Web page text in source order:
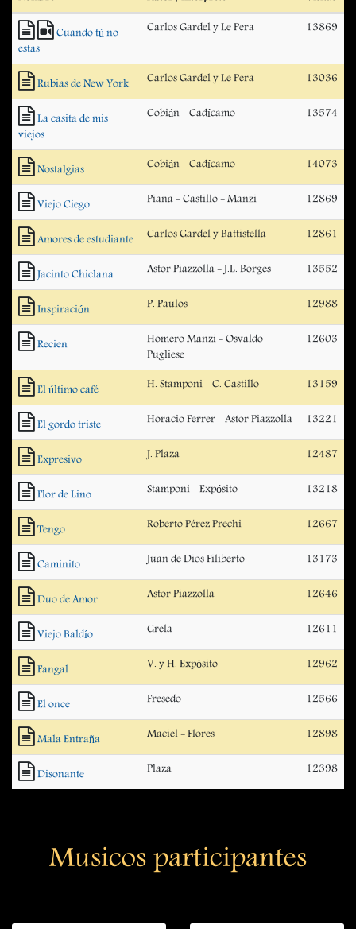
Cuando tú no
estas
Carlos Gardel y Le Pera 13869
Rubias de New York Carlos Gardel y Le Pera 13036
La casita de mis
viejos
Cobián - Cadícamo 13574
Nostalgias Cobián - Cadícamo 14073
Viejo Ciego Piana - Castillo - Manzi 12869
Amores de estudiante Carlos Gardel y Battistella 12861
Jacinto Chiclana Astor Piazzolla - J.L. Borges 13552
Inspiración P. Paulos 12988
Recien
Homero Manzi - Osvaldo
Pugliese
12603
El último café H. Stamponi - C. Castillo 13159
El gordo triste Horacio Ferrer - Astor Piazzolla 13221
Expresivo J. Plaza 12487
Flor de Lino Stamponi - Expósito 13218
Tengo Roberto Pérez Prechi 12667
Caminito Juan de Dios Filiberto 13173
Duo de Amor Astor Piazzolla 12646
Viejo Baldío Grela 12611
Fangal V. y H. Expósito 12962
El once Fresedo 12566
Mala Entraña Maciel - Flores 12898
Disonante Plaza 12398
Musicos participantes